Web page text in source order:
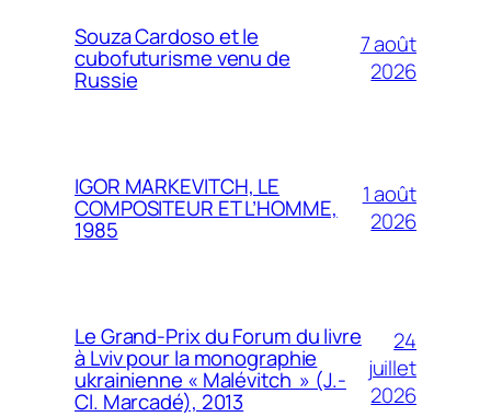
Souza Cardoso et le
cubofuturisme venu de
Russie
7 août
2026
IGOR MARKEVITCH, LE
COMPOSITEUR ET L’HOMME,
1985
1 août
2026
Le Grand-Prix du Forum du livre
à Lviv pour la monographie
ukrainienne « Malévitch » (J.-
Cl. Marcadé), 2013
24
juillet
2026